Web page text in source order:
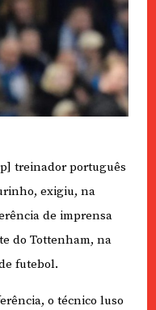
treinador português
exigiu, na
de imprensa
do Tottenham, na
futebol.
o técnico luso